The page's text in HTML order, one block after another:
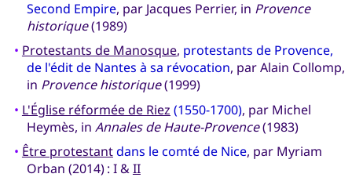
Second Empire, par Jacques Perrier, in Provence
historique(1989)
• Protestants de Manosque, protestants de Provence,
de l'édit de Nantes à sa révocation, par Alain Collomp,
in Provence historique(1999)
• L'Église réformée de Riez (1550-1700), par Michel
Heymès, in Annales de Haute-Provence(1983)
• Être protestantdans le comté de Nice, par Myriam
Orban (2014) : I &II